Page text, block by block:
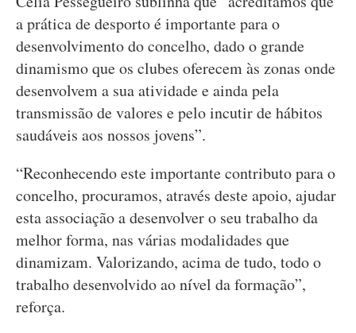
a prática de desporto é importante para o
desenvolvimento do concelho, dado o grande
dinamismo que os clubes oferecem às zonas onde
desenvolvem a sua atividade e ainda pela
transmissão de valores e pelo incutir de hábitos
saudáveis aos nossos jovens”.
“Reconhecendo este importante contributo para o
concelho, procuramos, através deste apoio, ajudar
esta associação a desenvolver o seu trabalho da
melhor forma, nas várias modalidades que
dinamizam. Valorizando, acima de tudo, todo o
trabalho desenvolvido ao nível da formação”,
reforça.